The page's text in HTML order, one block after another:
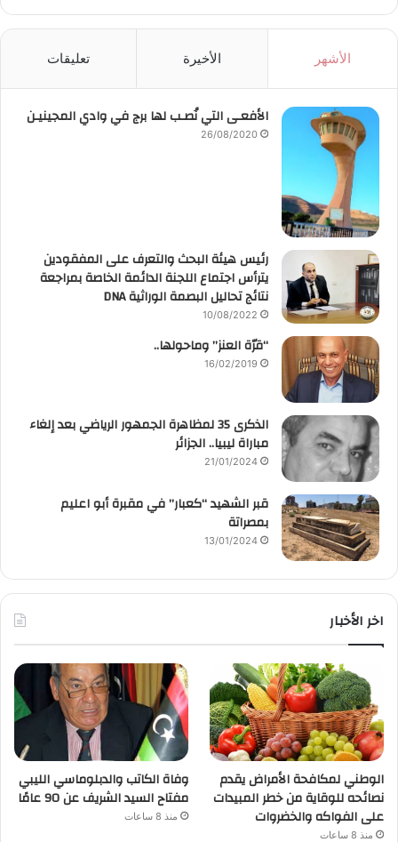
الأشهر الأخيرة تعليقات
الأفعـى التي نُصـب لها برج في وادي المجينيـن
26/08/2020
رئيس هيئة البحث والتعرف على المفقودين
يترأس اجتماع اللجنة الدائمة الخاصة بمراجعة
نتائج تحاليل البصمة الوراثية DNA
10/08/2022
“قرّة العنز” وماحولها..
16/02/2019
الذكرى 35 لمظاهرة الجمهور الرياضي بعد إلغاء
مباراة ليبيا.. الجزائر
21/01/2024
قبر الشهيد “كعبار” في مقبرة أبو اعليم
بمصراتة
13/01/2024
اخر الأخبار
الوطني لمكافحة الأمراض يقدم
نصائحه للوقاية من خطر المبيدات
على الفواكه والخضروات
منذ 8 ساعات
وفاة الكاتب والدبلوماسي الليبي
مفتاح السيد الشريف عن 90 عامًا
منذ 8 ساعات